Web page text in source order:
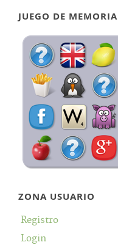
JUEGO DE MEMORIA
ZONA USUARIO
Registro
Login